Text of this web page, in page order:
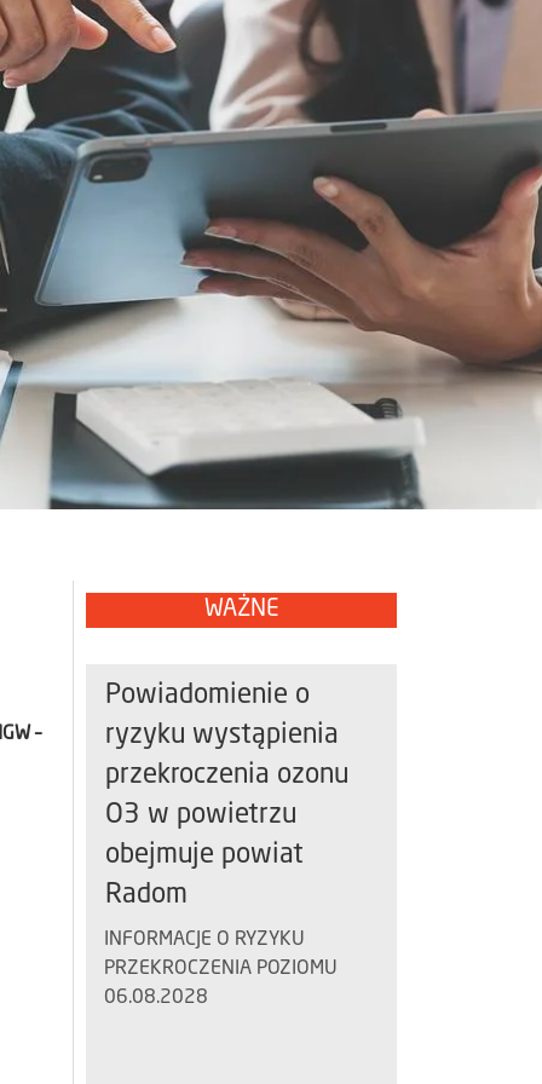
–
WAŻNE
Powiadomienie o
ryzyku wystąpienia
przekroczenia ozonu
O3 w powietrzu
obejmuje powiat
Radom
INFORMACJE O RYZYKU
PRZEKROCZENIA POZIOMU
06.08.2028